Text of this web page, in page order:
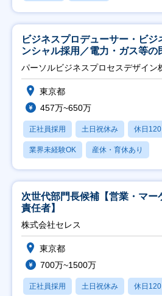
ビジネスプロデューサー・ビ
ンシャル採用／電力・ガス等の
ト推進】
パーソルビジネスプロセスデザイン
東京都
457万~650万
正社員採用 土日祝休み 休日
業界未経験OK 産休・育休あり
次世代部門長候補【営業・マー
責任者】
株式会社セレス
東京都
700万~1500万
正社員採用 土日祝休み 休日